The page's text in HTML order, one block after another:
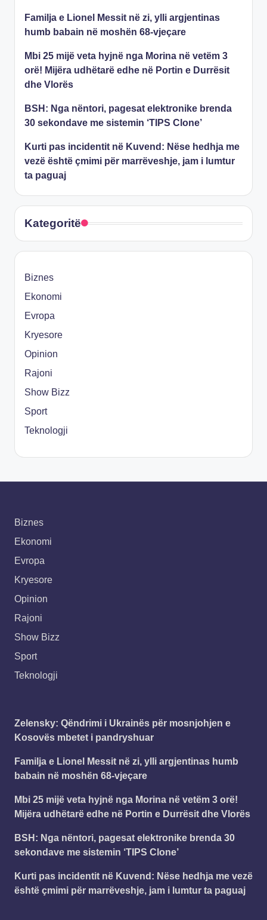
Familja e Lionel Messit në zi, ylli argjentinas
humb babain në moshën 68-vjeçare
Mbi 25 mijë veta hyjnë nga Morina në vetëm 3
orë! Mijëra udhëtarë edhe në Portin e Durrësit
dhe Vlorës
BSH: Nga nëntori, pagesat elektronike brenda
30 sekondave me sistemin ‘TIPS Clone’
Kurti pas incidentit në Kuvend: Nëse hedhja me
vezë është çmimi për marrëveshje, jam i lumtur
ta paguaj
Kategoritë
Biznes
Ekonomi
Evropa
Kryesore
Opinion
Rajoni
Show Bizz
Sport
Teknologji
Biznes
Ekonomi
Evropa
Kryesore
Opinion
Rajoni
Show Bizz
Sport
Teknologji
Zelensky: Qëndrimi i Ukrainës për mosnjohjen e
Kosovës mbetet i pandryshuar
Familja e Lionel Messit në zi, ylli argjentinas humb
babain në moshën 68-vjeçare
Mbi 25 mijë veta hyjnë nga Morina në vetëm 3 orë!
Mijëra udhëtarë edhe në Portin e Durrësit dhe Vlorës
BSH: Nga nëntori, pagesat elektronike brenda 30
sekondave me sistemin ‘TIPS Clone’
Kurti pas incidentit në Kuvend: Nëse hedhja me vezë
është çmimi për marrëveshje, jam i lumtur ta paguaj